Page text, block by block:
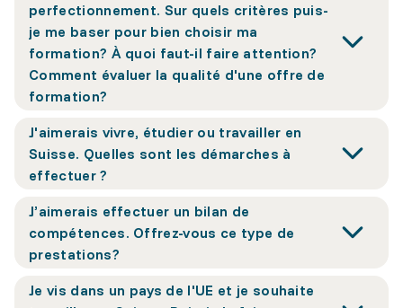
perfectionnement. Sur quels critères puis-
je me baser pour bien choisir ma
formation? À quoi faut-il faire attention?
Comment évaluer la qualité d'une offre de
formation?
J'aimerais vivre, étudier ou travailler en
Suisse. Quelles sont les démarches à
effectuer ?
J’aimerais effectuer un bilan de
compétences. Offrez-vous ce type de
prestations?
Je vis dans un pays de l'UE et je souhaite